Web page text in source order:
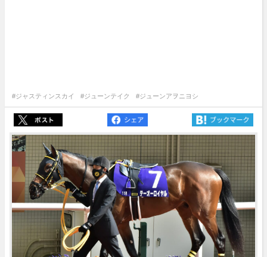
#ジャスティンスカイ #ジューンテイク #ジューンアヲニヨシ